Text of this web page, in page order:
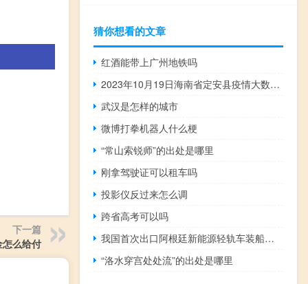
下一篇
么给付
猜你想看的文章
红酒能带上广州地铁吗
2023年10月19日海南省定安县疫情大数据-今日/今天疫情全网搜索最新实时消息动态情况通知播报
武汉是怎样的城市
微博打拳机器人什么梗
“常山索锐师”的出处是哪里
刚拿驾驶证可以租车吗
投影仪反过来怎么调
跨省高考可以吗
我国首次出口阿根廷新能源轻轨车装船启运
“洛水穿宫处处流”的出处是哪里